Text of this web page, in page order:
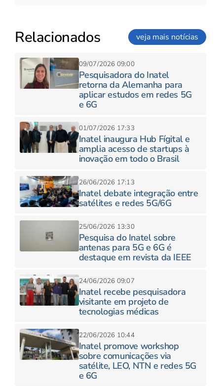
Relacionados veja mais notícias
09/07/2026 09:00
Pesquisadora do Inatel
retorna da Alemanha para
aplicar estudos em redes 5G
e 6G
01/07/2026 17:33
Inatel inaugura Hub Fígital e
amplia acesso de startups à
inovação em todo o Brasil
26/06/2026 17:13
Inatel debate integração entre
satélites e redes 5G/6G
25/06/2026 13:30
Pesquisa do Inatel sobre
antenas para 5G e 6G é
destaque em revista da IEEE
24/06/2026 09:07
Inatel recebe pesquisadora
visitante em projeto de
tecnologias médicas
22/06/2026 10:44
Inatel promove workshop
sobre comunicações via
satélite, LEO, NTN e redes 5G
e 6G